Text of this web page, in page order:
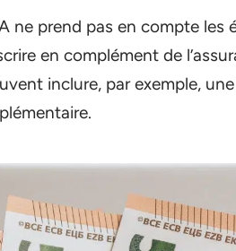
ne prend pas en compte les
en complément de
inclure, par exemple,